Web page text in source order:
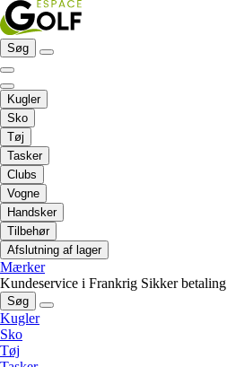
Søg
Kugler
Sko
Tøj
Tasker
Clubs
Vogne
Handsker
Tilbehør
Afslutning af lager
Mærker
Kundeservice i Frankrig Sikker betaling
Søg
Kugler
Sko
Tøj